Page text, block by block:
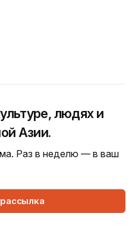
людях и
Азии.
Раз в неделю — в ваш